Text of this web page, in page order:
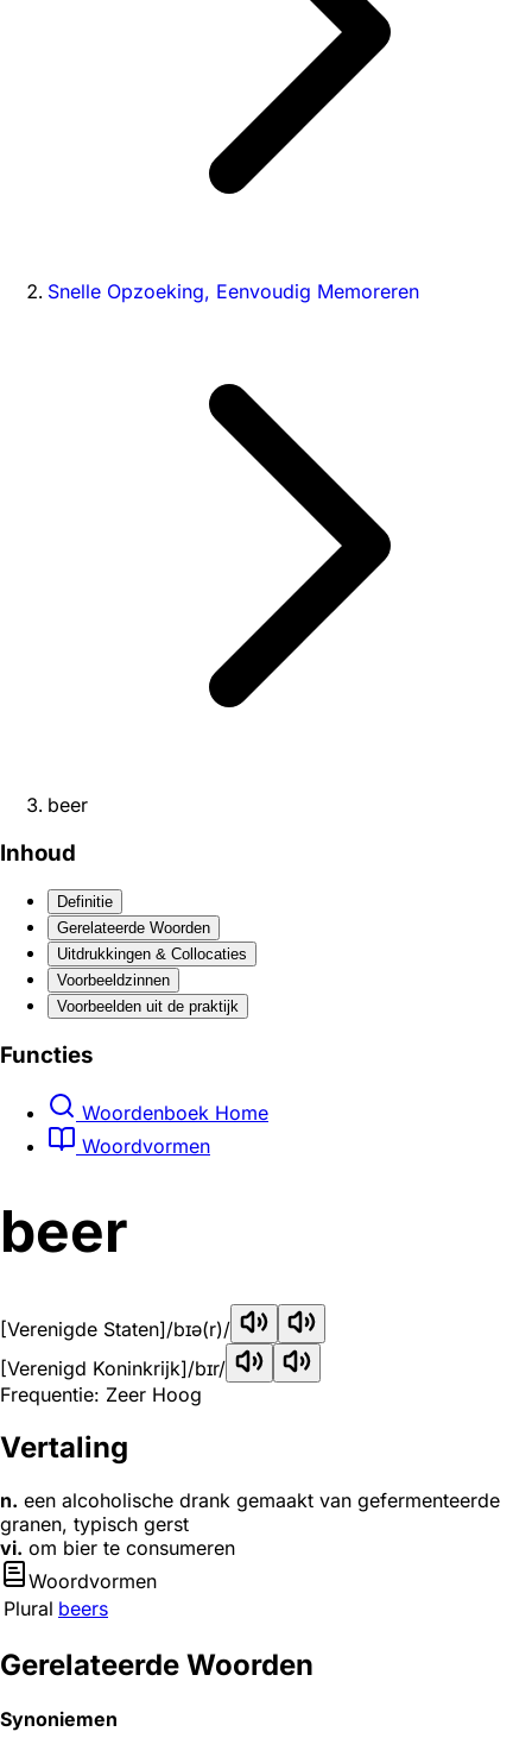
Snelle Opzoeking, Eenvoudig Memoreren
beer
Inhoud
Definitie
Gerelateerde Woorden
Uitdrukkingen & Collocaties
Voorbeeldzinnen
Voorbeelden uit de praktijk
Functies
Woordenboek Home
Woordvormen
beer
[Verenigde Staten]/bɪə(r)/
[Verenigd Koninkrijk]/bɪr/
Frequentie: Zeer Hoog
Vertaling
n. een alcoholische drank gemaakt van gefermenteerde
granen, typisch gerst
vi. om bier te consumeren
Woordvormen
Plural beers
Gerelateerde Woorden
Synoniemen